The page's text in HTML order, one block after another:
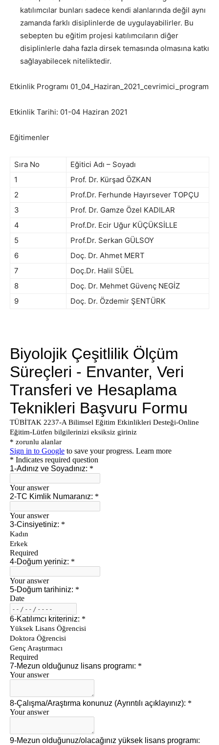
katılımcılar bunları sadece kendi alanlarında değil aynı
zamanda farklı disiplinlerde de uygulayabilirler. Bu
sebepten bu eğitim projesi katılımcıların diğer
disiplinlerle daha fazla dirsek temasında olmasına katkı
sağlayabilecek niteliktedir.
Etkinlik Programı 01_04_Haziran_2021_cevrimici_program
Etkinlik Tarihi: 01-04 Haziran 2021
Eğitimenler
Sıra No
Eğitici Adı – Soyadı
1
Prof. Dr. Kürşad ÖZKAN
2
Prof.Dr. Ferhunde Hayırsever TOPÇU
3
Prof. Dr. Gamze Özel KADILAR
4
Prof.Dr. Ecir Uğur KÜÇÜKSİLLE
5
Prof.Dr. Serkan GÜLSOY
6
Doç. Dr. Ahmet MERT
7
Doç.Dr. Halil SÜEL
8
Doç. Dr. Mehmet Güvenç NEGİZ
9
Doç. Dr. Özdemir ŞENTÜRK